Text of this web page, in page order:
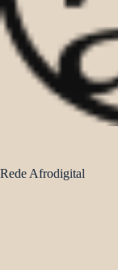
Rede Afrodigital